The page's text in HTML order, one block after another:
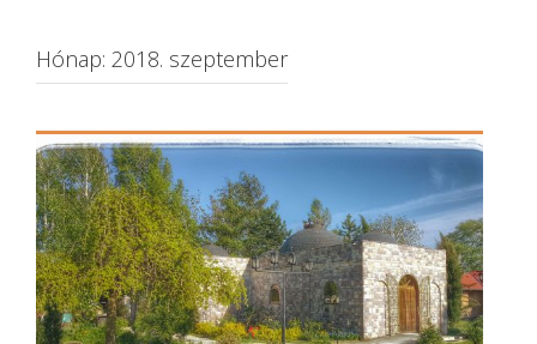
Hónap: 2018. szeptember